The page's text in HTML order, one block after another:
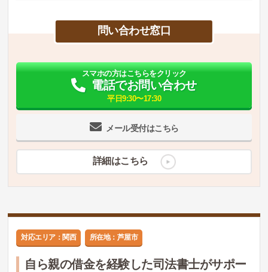
問い合わせ窓口
メール受付はこちら
スマホの方はこちらをクリック
電話でお問い合わせ
平日9:30〜17:30
詳細はこちら
対応エリア：関西 所在地：芦屋市
自ら親の借金を経験した司法書士がサポー